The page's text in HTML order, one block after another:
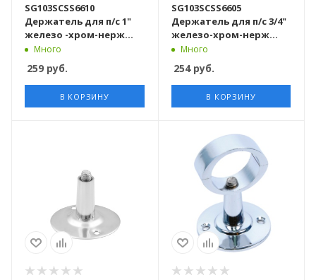
SG103SCSS6610
Держатель для п/с 1"
железо -хром-нерж
100шт/кор
Много
259 руб.
В КОРЗИНУ
SG103SCSS6605
Держатель для п/с 3/4"
железо-хром-нерж
100шт/кор
Много
254руб.
В КОРЗИНУ